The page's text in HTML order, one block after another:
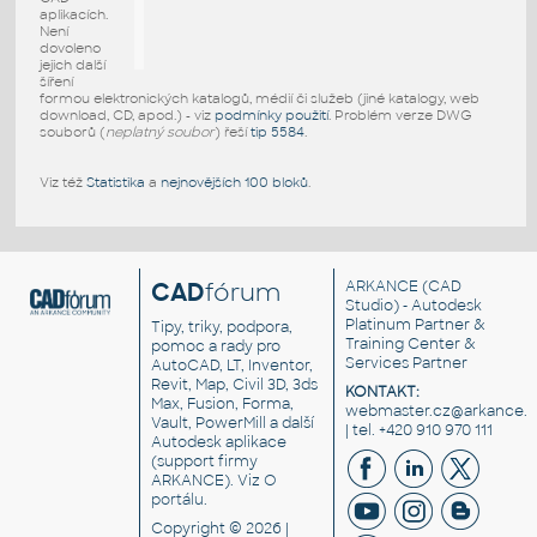
aplikacích.
Není
dovoleno
jejich další
šíření
formou elektronických katalogů, médií či služeb (jiné katalogy, web
download, CD, apod.) - viz podmínky použití. Problém verze DWG
souborů (neplatný soubor) řešítip 5584.
Viz též Statistika a nejnovějších 100 bloků.
CADfórum
Tipy, triky, podpora,
pomoc a rady pro
AutoCAD, LT, Inventor,
Revit, Map, Civil 3D, 3ds
Max, Fusion, Forma,
Vault, PowerMill a další
Autodesk aplikace
(support firmy
ARKANCE). VizO
portálu.
Copyright © 2026 |
ARKANCE (CAD
Studio) - Autodesk
Platinum Partner &
Training Center &
Services Partner
KONTAKT:
| tel. +420 910 970 111